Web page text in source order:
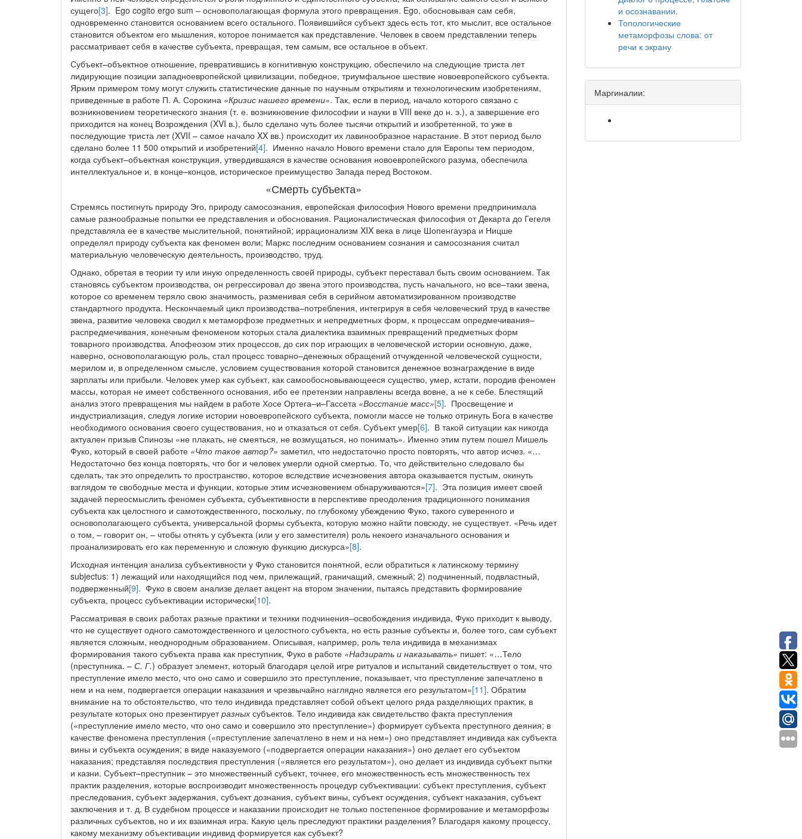
сущего[3]. Ego cogito ergo sum – основополагающая формула этого превращения. Ego, обосновывая сам себя,
одновременно становится основанием всего остального. Появившийся субъект здесь есть тот, кто мыслит, все остальное
становится объектом его мышления, которое понимается как представление. Человек в своем представлении теперь
рассматривает себя в качестве субъекта, превращая, тем самым, все остальное в объект.
Субъект–объектное отношение, превратившись в когнитивную конструкцию, обеспечило на следующие триста лет
лидирующие позиции западноевропейской цивилизации, победное, триумфальное шествие новоевропейского субъекта.
Ярким примером тому могут служить статистические данные по научным открытиям и технологическим изобретениям,
приведенные в работе П. А. Сорокина «Кризис нашего времени». Так, если в период, начало которого связано с
возникновением теоретического знания (т. е. возникновение философии и науки в VIII веке до н. э.), а завершение его
приходится на конец Возрождения (XVI в.), было сделано чуть более тысячи открытий и изобретенной, то уже в
последующие триста лет (XVII – самое начало XX вв.) происходит их лавинообразное нарастание. В этот период было
сделано более 11 500 открытий и изобретений[4]. Именно начало Нового времени стало для Европы тем периодом,
когда субъект–объектная конструкция, утвердившаяся в качестве основания новоевропейского разума, обеспечила
интеллектуальное и, в конце–концов, историческое преимущество Запада перед Востоком.
«Смерть субъекта»
Стремясь постигнуть природу Эго, природу самосознания, европейская философия Нового времени предпринимала
самые разнообразные попытки ее представления и обоснования. Рационалистическая философия от Декарта до Гегеля
представляла ее в качестве мыслительной, понятийной; иррационализм XIX века в лице Шопенгауэра и Ницше
определял природу субъекта как феномен воли; Маркс последним основанием сознания и самосознания считал
материальную человеческую деятельность, производство, труд.
Однако, обретая в теории ту или иную определенность своей природы, субъект переставал быть своим основанием. Так
становясь субъектом производства, он регрессировал до звена этого производства, пусть начального, но все–таки звена,
которое со временем теряло свою значимость, разменивая себя в серийном автоматизированном производстве
стандартного продукта. Нескончаемый цикл производства–потребления, интегрируя в себя человеческий труд в качестве
звена, развитие человека сводил к метаморфозе предметных и непредметных форм, к процессам опредмечивания–
распредмечивания, конечным феноменом которых стала диалектика взаимных превращений предметных форм
товарного производства. Апофеозом этих процессов, до сих пор играющих в человеческой истории основную, даже,
наверно, основополагающую роль, стал процесс товарно–денежных обращений отчужденной человеческой сущности,
мерилом и, в определенном смысле, условием существования которой становится денежное вознаграждение в виде
зарплаты или прибыли. Человек умер как субъект, как самообосновывающееся существо, умер, кстати, породив феномен
массы, которая не имеет собственного основания, ибо ее претензии направлены всегда вовне, а не к себе. Блестящий
анализ этого превращения мы найдем в работе Хосе Ортега–и–Гассета «Восстание масс»[5]. Просвещение и
индустриализация, следуя логике истории новоевропейского субъекта, помогли массе не только отринуть Бога в качестве
необходимого основания своего существования, но и отказаться от себя. Субъект умер[6]. В такой ситуации как никогда
актуален призыв Спинозы «не плакать, не смеяться, не возмущаться, но понимать». Именно этим путем пошел Мишель
Фуко, который в своей работе «Что такое автор?» заметил, что недостаточно просто повторять, что автор исчез. «…
Недостаточно без конца повторять, что бог и человек умерли одной смертью. То, что действительно следовало бы
сделать, так это определить то пространство, которое вследствие исчезновения автора оказывается пустым, окинуть
взглядом те свободные места и функции, которые этим исчезновением обнаруживаются»[7]. Эта позиция имеет своей
задачей переосмыслить феномен субъекта, субъективности в перспективе преодоления традиционного понимания
субъекта как целостного и самотождественного, поскольку, по глубокому убеждению Фуко, такого суверенного и
основополагающего субъекта, универсальной формы субъекта, которую можно найти повсюду, не существует. «Речь идет
о том, – говорит он, – чтобы отнять у субъекта (или у его заместителя) роль некоего изначального основания и
проанализировать его как переменную и сложную функцию дискурса»[8].
Исходная интенция анализа субъективности у Фуко становится понятной, если обратиться к латинскому термину
subjectus: 1) лежащий или находящийся под чем, прилежащий, граничащий, смежный; 2) подчиненный, подвластный,
подверженный[9]. Фуко в своем анализе делает акцент на втором значении, пытаясь представить формирование
субъекта, процесс субъективации исторически[10].
Рассматривая в своих работах разные практики и техники подчинения–освобождения индивида, Фуко приходит к выводу,
что не существует одного самотождественного и целостного субъекта, но есть разные субъекты и, более того, сам субъект
является сложным, неоднородным образованием. Описывая, например, роль тела индивида в механизмах
формирования такого субъекта права как преступник, Фуко в работе «Надзирать и наказывать» пишет: «…Тело
(преступника. – С. Г.) образует элемент, который благодаря целой игре ритуалов и испытаний свидетельствует о том, что
преступление имело место, что оно само и совершило это преступление, показывает, что преступление запечатлено в
нем и на нем, подвергается операции наказания и чрезвычайно наглядно является его результатом»[11]. Обратим
внимание на то обстоятельство, что тело индивида представляет собой объект целого ряда разделяющих практик, в
результате которых оно презентируетразных субъектов. Тело индивида как свидетельство факта преступления
(«преступление имело место, что оно само и совершило это преступление») формирует субъекта преступного деяния; в
качестве феномена преступления («преступление запечатлено в нем и на нем») оно представляет индивида как субъекта
вины и субъекта осуждения; в виде наказуемого («подвергается операции наказания») оно делает его субъектом
наказания; представляя последствия преступления («является его результатом»), оно делает из индивида субъект пытки
и казни. Субъект–преступник – это множественный субъект, точнее, его множественность есть множественность тех
практик разделения, которые воспроизводит множественность процедур субъективации: субъект преступления, субъект
преследования, субъект задержания, субъект дознания, субъект вины, субъект осуждения, субъект наказания, субъект
заключения и т. д. В судебном процессе и наказании происходит не только постепенное формирование и метаморфозы
различных субъектов, но и их взаимная игра. Какую цель преследуют практики разделения? Благодаря какому процессу,
какому механизму объективации индивид формируется как субъект?
и осознавании.
Топологические
метаморфозы слова: от
речи к экрану
Маргиналии: